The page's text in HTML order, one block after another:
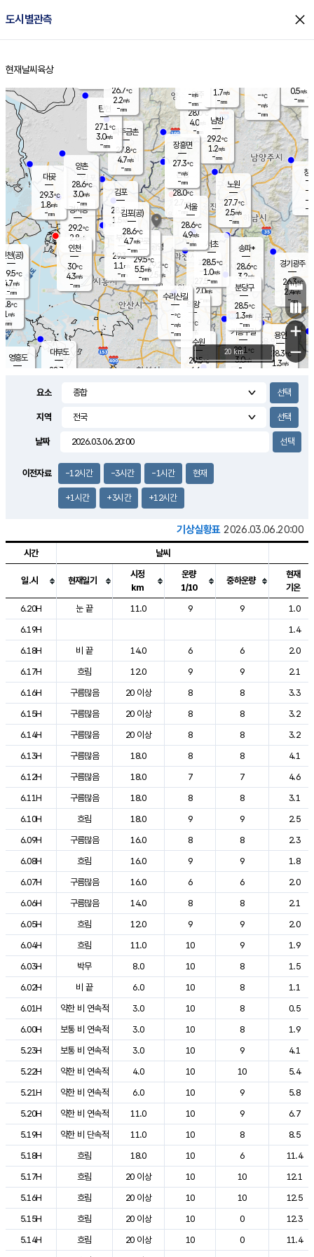
도시별관측 close
홈
현재날씨 육상
의도
℃
m/s
mm
영흥도
양주
28.0℃
4.0
-mm
과천
27.5℃
2.0m/s
- mm
용인
28.3℃
1.3m/s
경기광주
26.3℃
2.4m/s
-mm
3.4m/s
대부도
28.7
경서동
29.2℃
2.8 m/s
-mm
파주금촌
27.8℃
4.7m/s
-mm
-℃
-m/s
-mm
대곶
29.3℃
1.8m/s
-mm
창
-
-m/
-
탄현
27.1℃
3.0m/s
-mm
0.5m/s
-mm
의왕
- ℃
m/s
mm
김포
28.7℃
1.5 m/s
mm
광명
29.2 ℃
2.5 m/s
-mm
부천
29.3℃
1.1 m/s
-mm
양촌
28.6℃
3.0m/s
-mm
구로
29.5℃
5.5m/s
-mm
은평
28.0℃
2.7 m/s
- mm
노원
27.7℃
2.5m/s
-mm
송파*
28.6℃
3.2m/s
-mm
서초
28.5℃
1.0m/s
-mm
남방
29.2℃
1.2m/s
-mm
기흥구갈
28.1℃
3.0m/s
-
수리산길
-℃
-m/s
-mm
분당구
28.5℃
1.3m/s
-mm
장흥면
27.3℃
-m/s
-mm
-m/s
-mm
인천(공)
29.5℃
4.7m/s
-mm
김포(공)
28.6℃
4.7m/s
-mm
수원
29.5℃
4.6 m/s
인천
30℃
4.3m/s
-mm
서울
28.6℃
4.9m/s
-mm
26.7℃
2.2m/s
-mm
1.7m/s
-mm
+
−
20 km
요소
지역
날짜
이전자료 -12시간 -3시간 -1시간 현재
+1시간 +3시간 +12시간
기상실황표 2026.03.06.20:00
도시별 기상실황표로 지점, 날씨, 기온, 강수, 바람, 기압등을 안내한 표입
시간 날씨
일.시 현재일기
시정
km
운량
1/10
중하운량
현재
기온
6.20H
눈 끝 11.0 9 9
1.0
6.19H
1.4
6.18H
비 끝 14.0 6 6
2.0
6.17H
흐림 12.0 9 9
2.1
6.16H
구름많음 20 이상 8 8
3.3
6.15H
구름많음 20 이상 8 8
3.2
6.14H
구름많음 20 이상 8 8
3.2
6.13H
구름많음 18.0 8 8
4.1
6.12H
구름많음 18.0 7 7
4.6
6.11H
구름많음 18.0 8 8
3.1
6.10H
흐림 18.0 9 9
2.5
6.09H
구름많음 16.0 8 8
2.3
6.08H
흐림 16.0 9 9
1.8
6.07H
구름많음 16.0 6 6
2.0
6.06H
구름많음 14.0 8 8
2.1
6.05H
흐림 12.0 9 9
2.0
6.04H
흐림 11.0 10 9
1.9
6.03H
박무 8.0 10 8
1.5
6.02H
비 끝 6.0 10 8
1.1
6.01H
약한 비 연속적 3.0 10 8
0.5
6.00H
보통 비 연속적 3.0 10 8
1.9
5.23H
보통 비 연속적 3.0 10 9
4.1
5.22H
약한 비 연속적 4.0 10 10
5.4
5.21H
약한 비 연속적 6.0 10 9
5.8
5.20H
약한 비 연속적 11.0 10 9
6.7
5.19H
약한 비 단속적 11.0 10 8
8.5
5.18H
흐림 18.0 10 6
11.4
5.17H
흐림 20 이상 10 10
12.1
5.16H
흐림 20 이상 10 10
12.5
5.15H
흐림 20 이상 10 0
12.3
5.14H
흐림 20 이상 10 0
11.4